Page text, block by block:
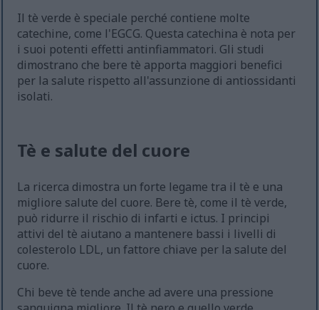
Il tè verde è speciale perché contiene molte
catechine, come l'EGCG. Questa catechina è nota per
i suoi potenti effetti antinfiammatori. Gli studi
dimostrano che bere tè apporta maggiori benefici
per la salute rispetto all'assunzione di antiossidanti
isolati.
Tè e salute del cuore
La ricerca dimostra un forte legame tra il tè e una
migliore salute del cuore. Bere tè, come il tè verde,
può ridurre il rischio di infarti e ictus. I principi
attivi del tè aiutano a mantenere bassi i livelli di
colesterolo LDL, un fattore chiave per la salute del
cuore.
Chi beve tè tende anche ad avere una pressione